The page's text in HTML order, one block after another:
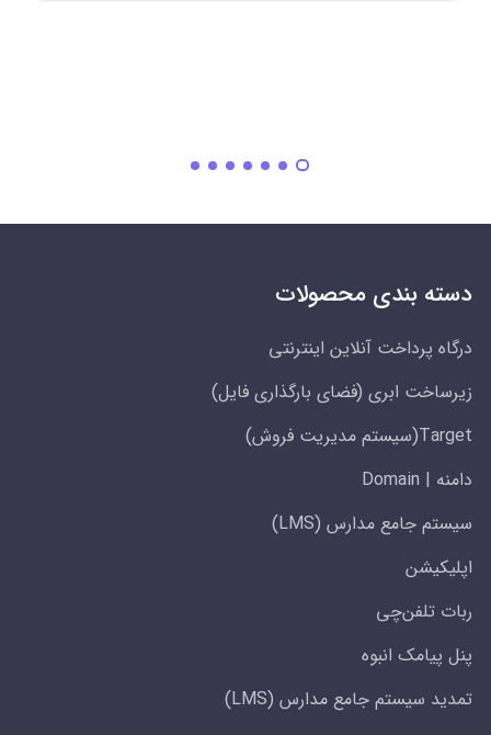
دسته بندی محصولات
درگاه پرداخت آنلاین اینترنتی
زیرساخت ابری (فضای بارگذاری فایل)
Target(سیستم مدیریت فروش)
دامنه | Domain
سیستم جامع مدارس (LMS)
اپلیکیشن
ربات تلفن‌چی
پنل پیامک انبوه
تمدید سیستم جامع مدارس (LMS)